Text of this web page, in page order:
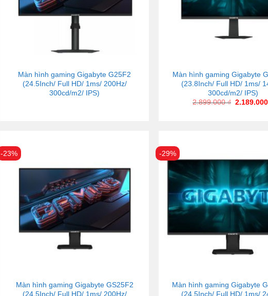
Màn hình gaming Gigabyte G25F2
(24.5Inch/ Full HD/ 1ms/ 200Hz/
300cd/m2/ IPS)
Màn hình gaming Gigabyte
(23.8Inch/ Full HD/ 1ms/
300cd/m2/ IPS)
2.899.000₫
-23%
Màn hình gaming Gigabyte GS25F2
(24.5Inch/ Full HD/ 1ms/ 200Hz/
-29%
Màn hình gaming Gigabyte
(24.5Inch/ Full HD/ 1ms/